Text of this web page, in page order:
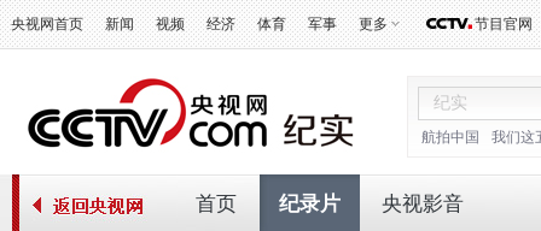
央视网首页 新闻 视频 经济 体育 军事 更多 节目官网
航拍中国 我们这
首页 纪录片 央视影音